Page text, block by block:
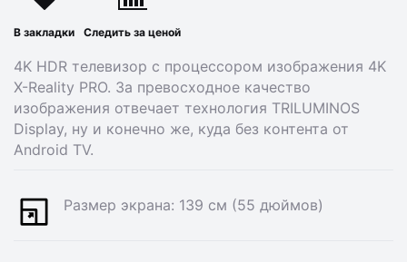
В закладки Следить за ценой
4K HDR телевизор с процессором изображения 4K
X-Reality PRO. За превосходное качество
изображения отвечает технология TRILUMINOS
Display, ну и конечно же, куда без контента от
Android TV.
Размер экрана: 139 см (55 дюймов)